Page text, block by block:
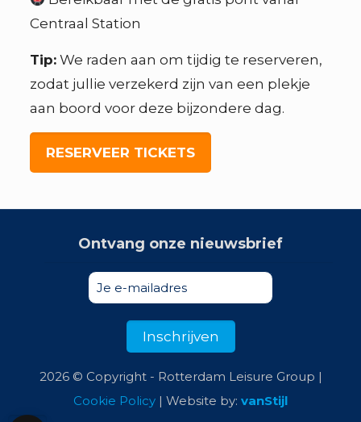
Centraal Station
Tip:We raden aan om tijdig te reserveren,
zodat jullie verzekerd zijn van een plekje
aan boord voor deze bijzondere dag.
RESERVEER TICKETS
Ontvang onze nieuwsbrief
2026 © Copyright - Rotterdam Leisure Group |
Cookie Policy | Website by: vanStijl